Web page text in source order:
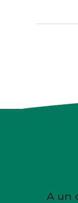
A un